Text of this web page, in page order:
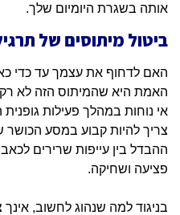
אותה בשגרת היומיום שלך.
ביטול מיתוסים של
האם לדחוף את עצמך עד כדי
האמת היא שהמיתוס הזה לא רק
אי נוחות במהלך פעילות
צריך להיות קבוע במסע
ההבדל בין עייפות שרירים
פציעה ושחיקה.
בניגוד למה שנהוג לחשוב,